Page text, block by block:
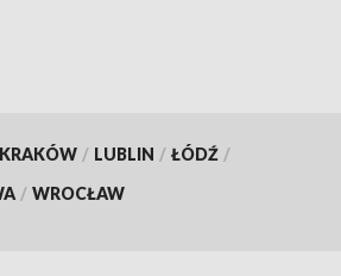
KRAKÓW / LUBLIN / ŁÓDŹ /
/ WROCŁAW